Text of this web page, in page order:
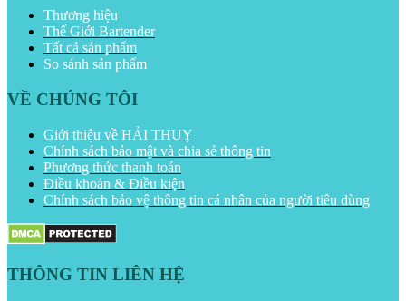
Thương hiệu
Thế Giới Bartender
Tất cả sản phẩm
So sánh sản phẩm
VỀ CHÚNG TÔI
Giới thiệu về HẢI THUỴ
Chính sách bảo mật và chia sẻ thông tin
Phương thức thanh toán
Điều khoản & Điều kiện
Chính sách bảo vệ thông tin cá nhân của người tiêu dùng
THÔNG TIN LIÊN HỆ